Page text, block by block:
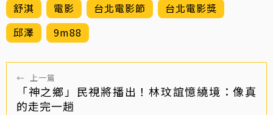
舒淇 電影 台北電影節
台北電影獎
邱澤
9m88
← 上一篇
「神之鄉」民視將播出！林玟誼憶繞境：像真
的走完一趟